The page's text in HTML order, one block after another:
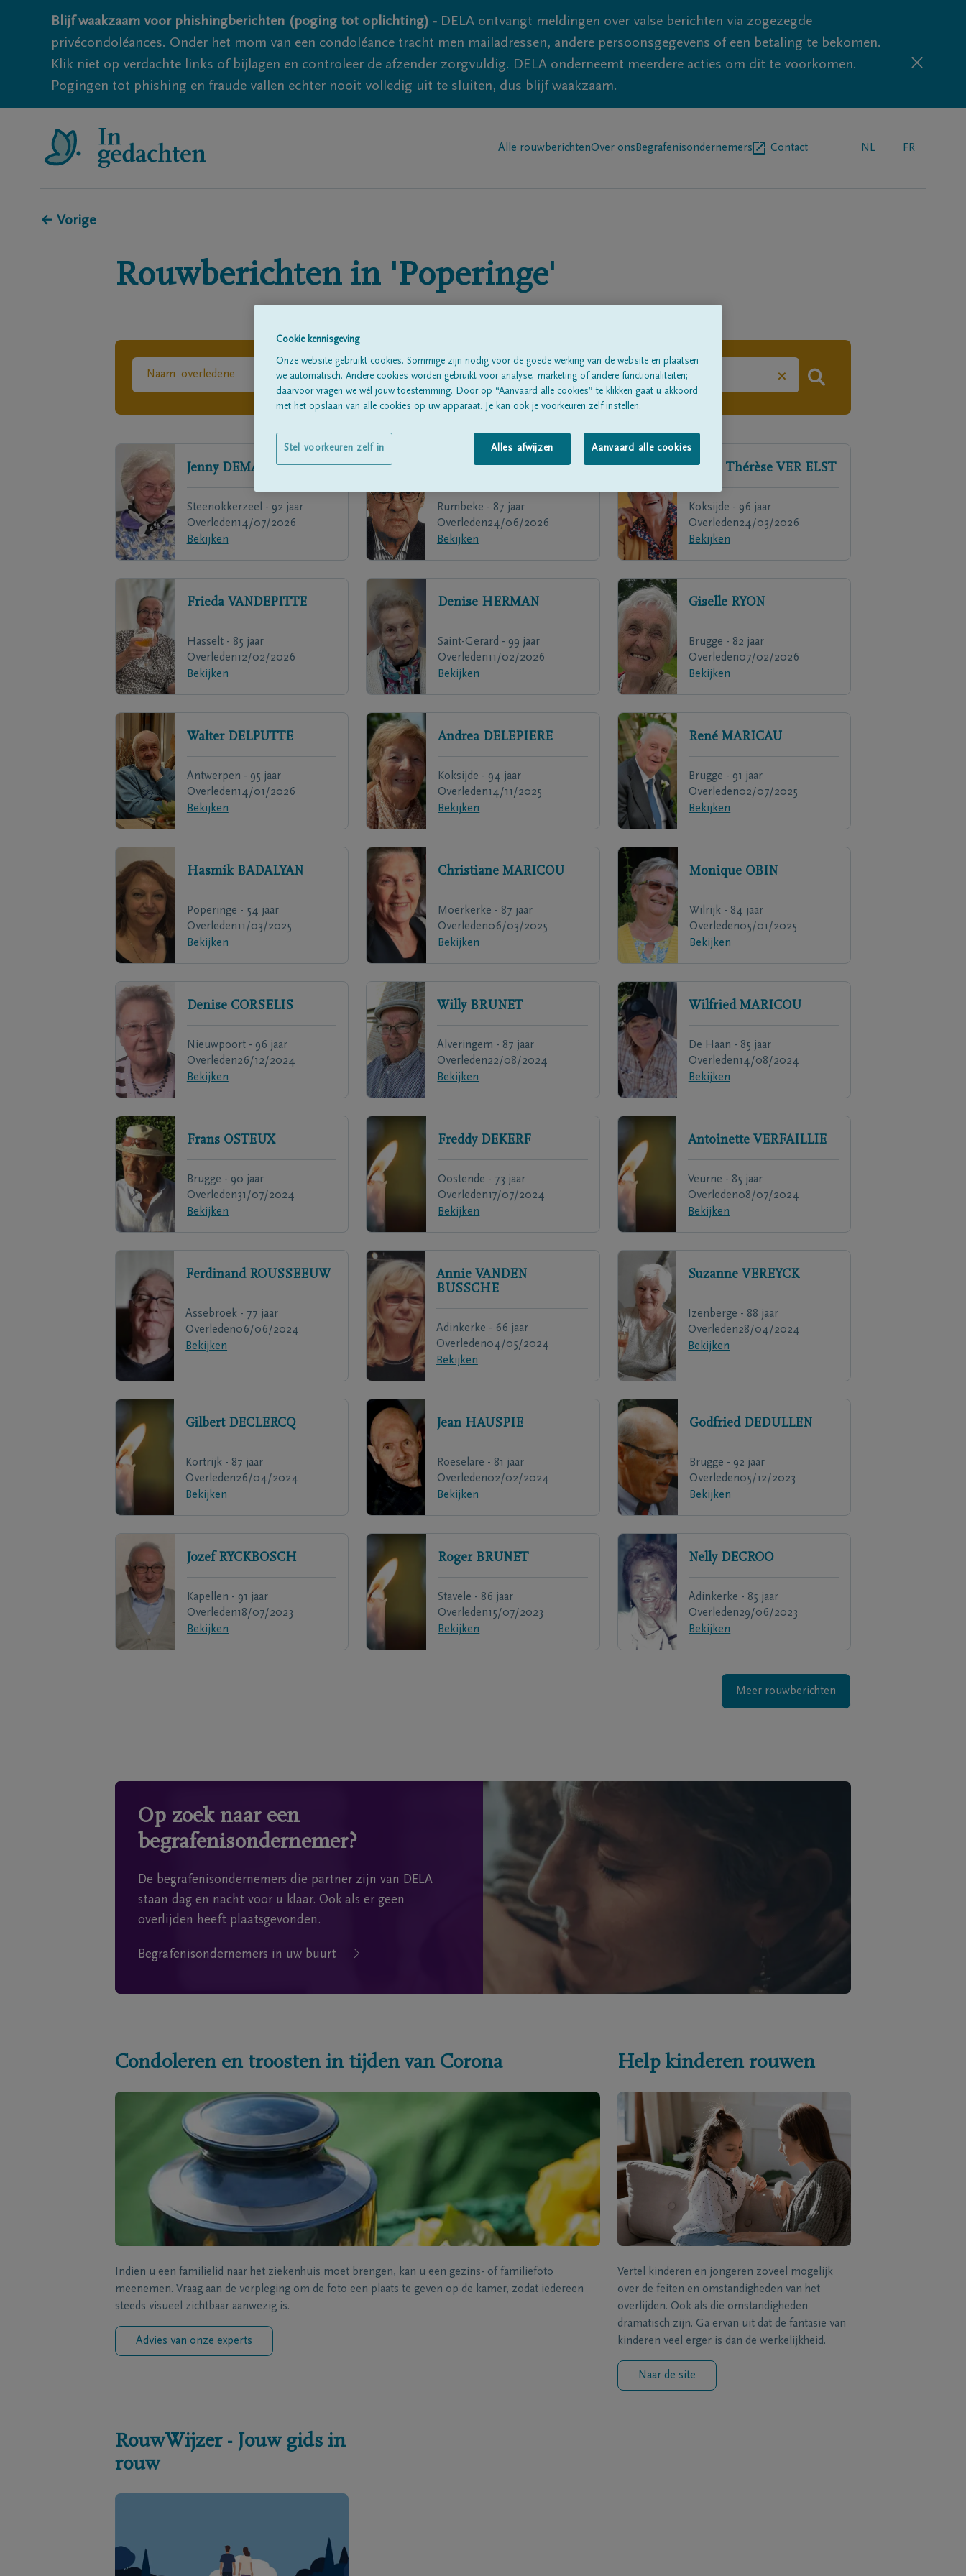
Blijf waakzaam voor phishingberichten (poging tot oplichting) - DELA ontvangt meldingen over valse berichten via zogezegde
privécondoléances. Onder het mom van een condoléance tracht men mailadressen, andere persoonsgegevens of een betaling te bekomen.
Klik niet op verdachte links of bijlagen en controleer de afzender zorgvuldig. DELA onderneemt meerdere acties om dit te voorkomen.
Pogingen tot phishing en fraude vallen echter nooit volledig uit te sluiten, dus blijf waakzaam.
Alle rouwberichtenOver ons Begrafenisondernemers Contact NL FR
← Vorige
Rouwberichten in 'Poperinge'
×
Jenny DEMAN
Steenokkerzeel - 92 jaar
Overleden14/07/2026
Bekijken
BRIGOU
Rumbeke - 87 jaar
Overleden24/06/2026
Bekijken
Marie Thérèse VER ELST
Koksijde - 96 jaar
Overleden24/03/2026
Bekijken
Frieda VANDEPITTE
Hasselt - 85 jaar
Overleden12/02/2026
Bekijken
Denise HERMAN
Saint-Gerard - 99 jaar
Overleden11/02/2026
Bekijken
Giselle RYON
Brugge - 82 jaar
Overleden07/02/2026
Bekijken
Walter DELPUTTE
Antwerpen - 95 jaar
Overleden14/01/2026
Bekijken
Andrea DELEPIERE
Koksijde - 94 jaar
Overleden14/11/2025
Bekijken
René MARICAU
Brugge - 91 jaar
Overleden02/07/2025
Bekijken
Hasmik BADALYAN
Poperinge - 54 jaar
Overleden11/03/2025
Bekijken
Christiane MARICOU
Moerkerke - 87 jaar
Overleden06/03/2025
Bekijken
Monique OBIN
Wilrijk - 84 jaar
Overleden05/01/2025
Bekijken
Denise CORSELIS
Nieuwpoort - 96 jaar
Overleden26/12/2024
Bekijken
Willy BRUNET
Alveringem - 87 jaar
Overleden22/08/2024
Bekijken
Wilfried MARICOU
De Haan - 85 jaar
Overleden14/08/2024
Bekijken
Frans OSTEUX
Brugge - 90 jaar
Overleden31/07/2024
Bekijken
Freddy DEKERF
Oostende - 73 jaar
Overleden17/07/2024
Bekijken
Antoinette VERFAILLIE
Veurne - 85 jaar
Overleden08/07/2024
Bekijken
Ferdinand ROUSSEEUW
Assebroek - 77 jaar
Overleden06/06/2024
Bekijken
Annie VANDEN
BUSSCHE
Adinkerke - 66 jaar
Overleden04/05/2024
Bekijken
Suzanne VEREYCK
Izenberge - 88 jaar
Overleden28/04/2024
Bekijken
Gilbert DECLERCQ
Kortrijk - 87 jaar
Overleden26/04/2024
Bekijken
Jean HAUSPIE
Roeselare - 81 jaar
Overleden02/02/2024
Bekijken
Godfried DEDULLEN
Brugge - 92 jaar
Overleden05/12/2023
Bekijken
Jozef RYCKBOSCH
Kapellen - 91 jaar
Overleden18/07/2023
Bekijken
Roger BRUNET
Stavele - 86 jaar
Overleden15/07/2023
Bekijken
Nelly DECROO
Adinkerke - 85 jaar
Overleden29/06/2023
Bekijken
Meer rouwberichten
Op zoek naar een
begrafenisondernemer?
De begrafenisondernemers die partner zijn van DELA
staan dag en nacht voor u klaar. Ook als er geen
overlijden heeft plaatsgevonden.
Begrafenisondernemers in uw buurt
Condoleren en troosten in tijden van Corona
Indien u een familielid naar het ziekenhuis moet brengen, kan u een gezins- of familiefoto
meenemen. Vraag aan de verpleging om de foto een plaats te geven op de kamer, zodat iedereen
steeds visueel zichtbaar aanwezig is.
Advies van onze experts
Help kinderen rouwen
Vertel kinderen en jongeren zoveel mogelijk
over de feiten en omstandigheden van het
overlijden. Ook als die omstandigheden
dramatisch zijn. Ga ervan uit dat de fantasie van
kinderen veel erger is dan de werkelijkheid.
Naar de site
RouwWijzer - Jouw gids in
rouw
Cookie kennisgeving
Onze website gebruikt cookies. Sommige zijn nodig voor de goede werking van de website en plaatsen
we automatisch. Andere cookies worden gebruikt voor analyse, marketing of andere functionaliteiten;
daarvoor vragen we wél jouw toestemming. Door op “Aanvaard alle cookies” te klikken gaat u akkoord
met het opslaan van alle cookies op uw apparaat. Je kan ook je voorkeuren zelf instellen.
Alles afwijzen Aanvaard alle cookies
Stel voorkeuren zelf in